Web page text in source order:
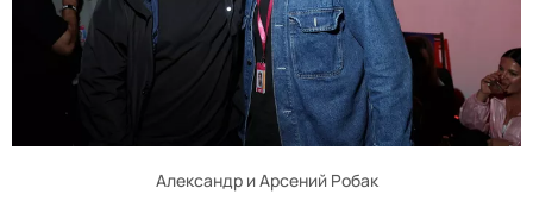
Александр и Арсений Робак